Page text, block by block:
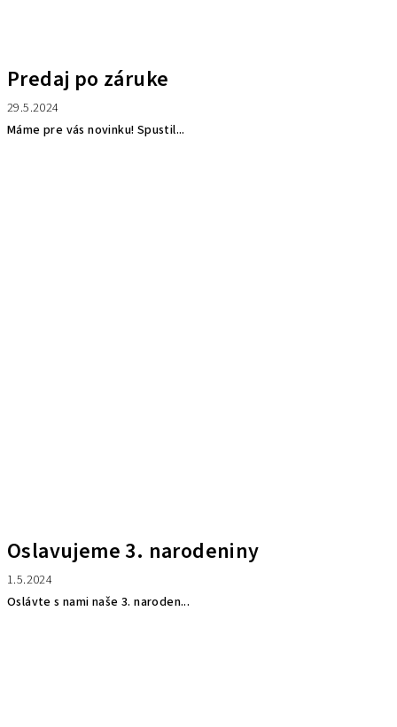
Predaj po záruke
29.5.2024
Máme pre vás novinku! Spustil...
Oslavujeme 3. narodeniny
1.5.2024
Oslávte s nami naše 3. naroden...